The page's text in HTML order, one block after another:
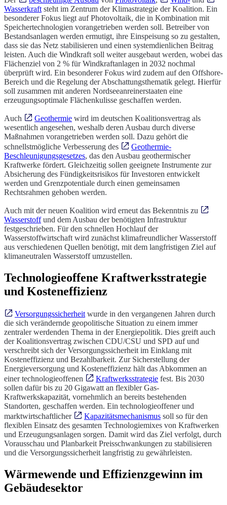
Wasserkraft steht im Zentrum der Klimastrategie der Koalition. Ein
besonderer Fokus liegt auf Photovoltaik, die in Kombination mit
Speichertechnologien vorangetrieben werden soll. Betreiber von
Bestandsanlagen werden ermutigt, ihre Einspeisung so zu gestalten,
dass sie das Netz stabilisieren und einen systemdienlichen Beitrag
leisten. Auch die Windkraft soll weiter ausgebaut werden, wobei das
Flächenziel von 2 % für Windkraftanlagen in 2032 nochmal
überprüft wird. Ein besonderer Fokus wird zudem auf den Offshore-
Bereich und die Regelung der Abschattungsthematik gelegt. Hierfür
soll zusammen mit anderen Nordseeanreinerstaaten eine
erzeugungsoptimale Flächenkulisse geschaffen werden.
Auch Geothermie wird im deutschen Koalitionsvertrag als
wesentlich angesehen, weshalb deren Ausbau durch diverse
Maßnahmen vorangetrieben werden soll. Dazu gehört die
schnellstmögliche Verbesserung des
Geothermie-
Beschleunigungsgesetzes, das den Ausbau geothermischer
Kraftwerke fördert. Gleichzeitig sollen geeignete Instrumente zur
Absicherung des Fündigkeitsrisikos für Investoren entwickelt
werden und Grenzpotentiale durch einen gemeinsamen
Rechtsrahmen gehoben werden.
Auch mit der neuen Koalition wird erneut das Bekenntnis zu
Wasserstoffund dem Ausbau der benötigten Infrastruktur
festgeschrieben. Für den schnellen Hochlauf der
Wasserstoffwirtschaft wird zunächst klimafreundlicher Wasserstoff
aus verschiedenen Quellen benötigt, mit dem langfristigen Ziel auf
klimaneutralen Wasserstoff umzustellen.
Technologieoffene Kraftwerksstrategie
und Kosteneffizienz
Versorgungssicherheit wurde in den vergangenen Jahren durch
die sich verändernde geopolitische Situation zu einem immer
zentraler werdenden Thema in der Energiepolitik. Dies greift auch
der Koalitionsvertrag zwischen CDU/CSU und SPD auf und
verschreibt sich der Versorgungssicherheit im Einklang mit
Kosteneffizienz und Bezahlbarkeit. Zur Sicherstellung der
Energieversorgung und Kosteneffizienz hält das Abkommen an
einer technologieoffenen
Kraftwerksstrategie fest. Bis 2030
sollen dafür bis zu 20 Gigawatt an flexibler Gas-
Kraftwerkskapazität, vornehmlich an bereits bestehenden
Standorten, geschaffen werden. Ein technologieoffener und
marktwirtschaftlicher
Kapazitätsmechanismus soll so für den
flexiblen Einsatz des gesamten Technologiemixes von Kraftwerken
und Erzeugungsanlagen sorgen. Damit wird das Ziel verfolgt, durch
Vorausschau und Planbarkeit Preisschwankungen zu stabilisieren
und die Versorgungssicherheit langfristig zu gewährleisten.
Wärmewende und Effizienzgewinn im
Gebäudesektor